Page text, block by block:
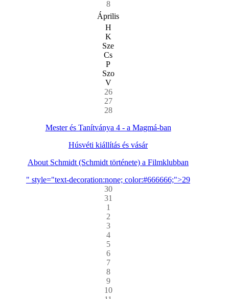
8
Április
H
K
Sze
Cs
P
Szo
V
26
27
28
Mester és Tanítványa 4 - a Magmá-ban
Húsvéti kiállítás és vásár
About Schmidt (Schmidt története) a Filmklubban
" style="text-decoration:none; color:#666666;">29
30
31
1
2
3
4
5
6
7
8
9
10